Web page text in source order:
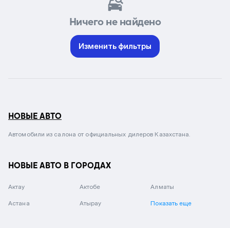
Ничего не найдено
Изменить фильтры
НОВЫЕ АВТО
Автомобили из салона от официальных дилеров Казахстана.
НОВЫЕ АВТО В ГОРОДАХ
Актау Актобе Алматы
Астана Атырау Показать еще